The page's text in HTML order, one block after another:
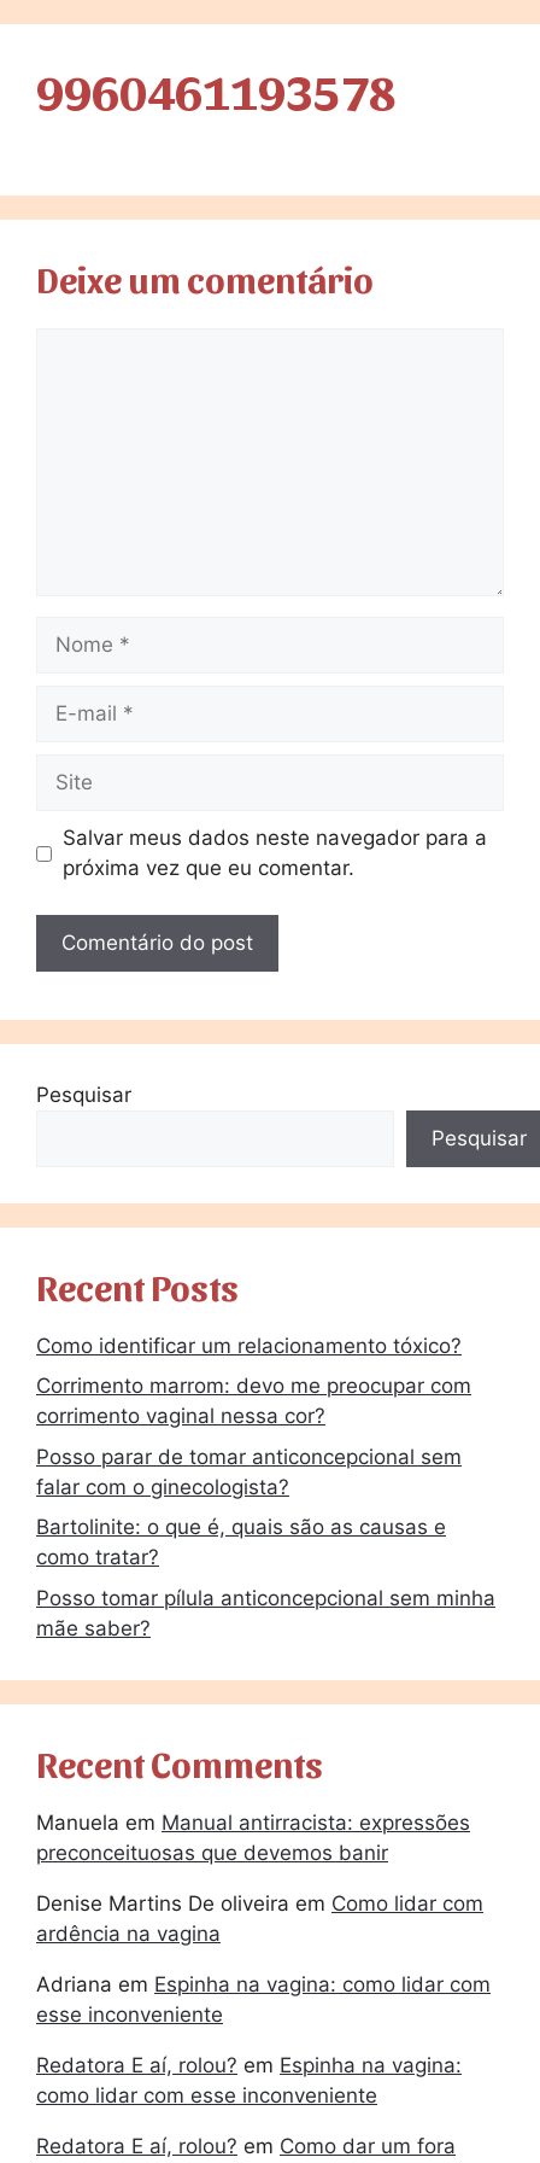
9960461193578
Deixe um comentário
Salvar meus dados neste navegador para a
próxima vez que eu comentar.
Pesquisar
Pesquisar
Recent Posts
Como identificar um relacionamento tóxico?
Corrimento marrom: devo me preocupar com
corrimento vaginal nessa cor?
Posso parar de tomar anticoncepcional sem
falar com o ginecologista?
Bartolinite: o que é, quais são as causas e
como tratar?
Posso tomar pílula anticoncepcional sem minha
mãe saber?
Recent Comments
Manuela em Manual antirracista: expressões
preconceituosas que devemos banir
Denise Martins De oliveira em Como lidar com
ardência na vagina
Adriana em Espinha na vagina: como lidar com
esse inconveniente
Redatora E aí, rolou? em Espinha na vagina:
como lidar com esse inconveniente
Redatora E aí, rolou? em Como dar um fora